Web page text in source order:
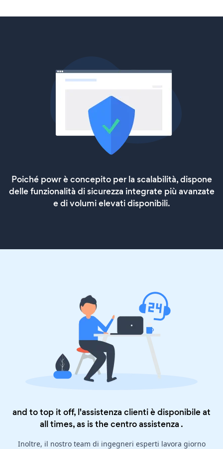
Poiché powr è concepito per la scalabilità, dispone
delle funzionalità di sicurezza integrate più avanzate
e di volumi elevati disponibili.
and to top it off, l'assistenza clienti è disponibile at
all times, as is thecentro assistenza .
Inoltre, il nostro team di ingegneri esperti lavora giorno